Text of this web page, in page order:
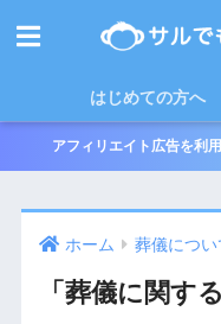
はじめての方へ
アフィリエイト広告を利
ホーム 葬儀につい
「葬儀に関す